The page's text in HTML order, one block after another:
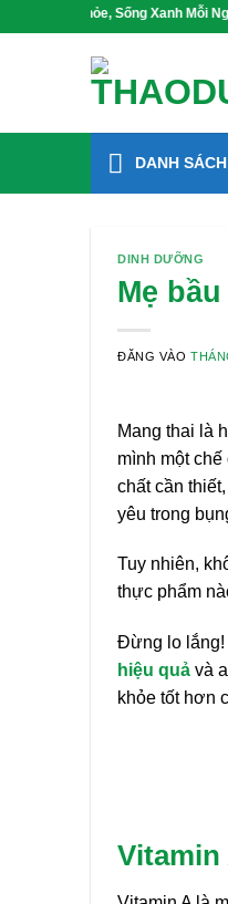
Khỏe, Sống Xanh Mỗi Ngày
DANH
DINH DƯỠNG
Mẹ
ĐĂNG VÀO
Mang thai là
mình một
chất cần
yêu trong
Tuy nhiên,
thực phẩm
Đừng lo lắng!
hiệu quả và
khỏe tốt hơn
Vitamin